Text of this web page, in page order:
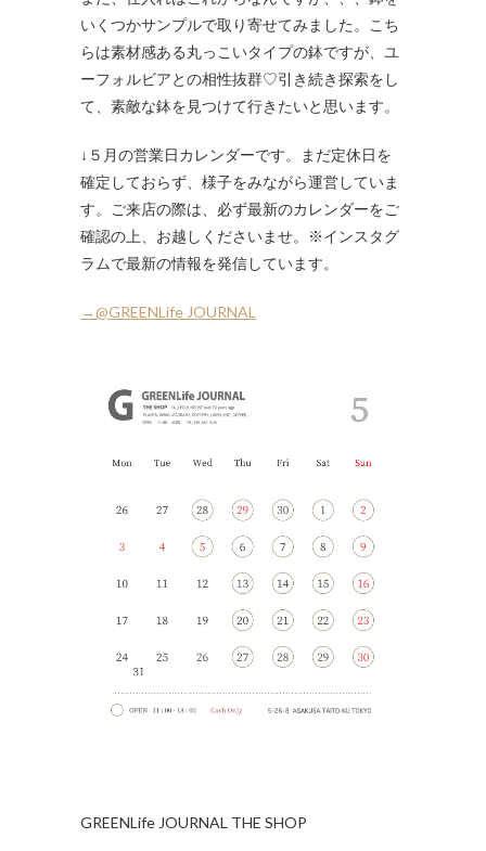
いくつかサンプルで取り寄せてみました。こち
らは素材感ある丸っこいタイプの鉢ですが、ユ
ーフォルビアとの相性抜群♡引き続き探索をし
て、素敵な鉢を見つけて行きたいと思います。
↓５月の営業日カレンダーです。まだ定休日を
確定しておらず、様子をみながら運営していま
す。ご来店の際は、必ず最新のカレンダーをご
確認の上、お越しくださいませ。※インスタグ
ラムで最新の情報を発信しています。
→@GREENLife JOURNAL
GREENLife JOURNAL THE SHOP